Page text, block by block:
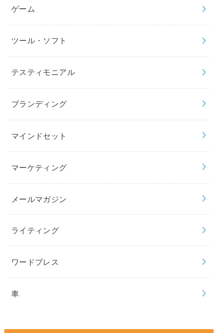
ゲーム
ツール・ソフト
テスティモニアル
ブランディング
マインドセット
マーケティング
メールマガジン
ライティング
ワードプレス
車